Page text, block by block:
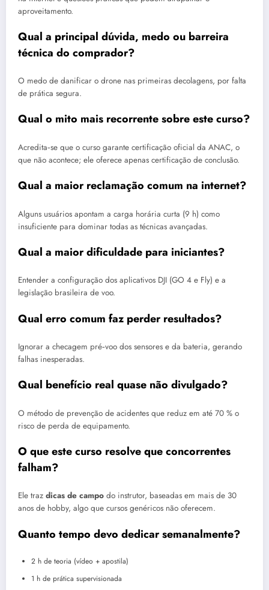
aproveitamento.
Qual a principal dúvida, medo ou barreira
técnica do comprador?
O medo de danificar o drone nas primeiras decolagens, por falta
de prática segura.
Qual o mito mais recorrente sobre este curso?
Acredita‑se que o curso garante certificação oficial da ANAC, o
que não acontece; ele oferece apenas certificação de conclusão.
Qual a maior reclamação comum na internet?
Alguns usuários apontam a carga horária curta (9 h) como
insuficiente para dominar todas as técnicas avançadas.
Qual a maior dificuldade para iniciantes?
Entender a configuração dos aplicativos DJI (GO 4 e Fly) e a
legislação brasileira de voo.
Qual erro comum faz perder resultados?
Ignorar a checagem pré‑voo dos sensores e da bateria, gerando
falhas inesperadas.
Qual benefício real quase não divulgado?
O método de prevenção de acidentes que reduz em até 70 % o
risco de perda de equipamento.
O que este curso resolve que concorrentes
falham?
Ele traz dicas de campo do instrutor, baseadas em mais de 30
anos de hobby, algo que cursos genéricos não oferecem.
Quanto tempo devo dedicar semanalmente?
2 h de teoria (vídeo + apostila)
1 h de prática supervisionada